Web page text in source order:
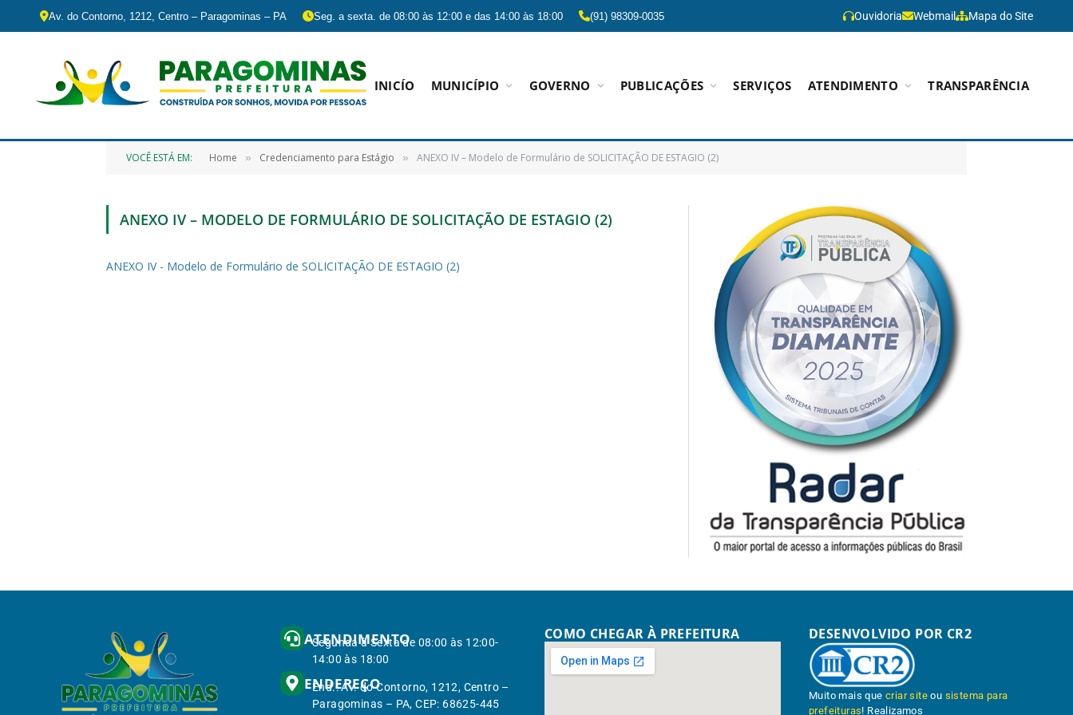
Av. do Contorno, 1212, Centro – Paragominas – PA Seg. a sexta. de 08:00 às 12:00 e das 14:00 às 18:00 (91) 98309-0035 Ouvidoria Webmail Mapa do Site
INICÍO MUNICÍPIO GOVERNO PUBLICAÇÕES SERVIÇOS ATENDIMENTO TRANSPARÊNCIA
VOCÊ ESTÁ EM: Home » Credenciamento para Estágio » ANEXO IV – Modelo de Formulário de SOLICITAÇÃO DE ESTAGIO (2)
ANEXO IV – MODELO DE FORMULÁRIO DE SOLICITAÇÃO DE ESTAGIO (2)
ANEXO IV - Modelo de Formulário de SOLICITAÇÃO DE ESTAGIO (2)
ATENDIMENTO
Segunda à Sexta de 08:00 às 12:00-
14:00 às 18:00
ENDEREÇO
End.: Av. do Contorno, 1212, Centro –
Paragominas – PA, CEP: 68625-445
COMO CHEGAR À PREFEITURA DESENVOLVIDO POR CR2
Muito mais quecriar site ou sistema para
prefeituras! Realizamos